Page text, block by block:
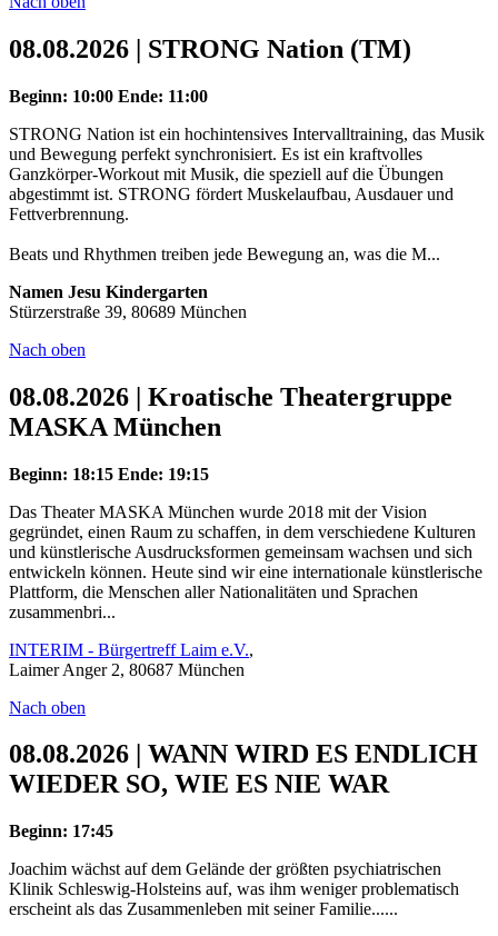
08.08.2026 | STRONG Nation (TM)
Beginn: 10:00 Ende: 11:00
STRONG Nation ist ein hochintensives Intervalltraining, das Musik
und Bewegung perfekt synchronisiert. Es ist ein kraftvolles
Ganzkörper-Workout mit Musik, die speziell auf die Übungen
abgestimmt ist. STRONG fördert Muskelaufbau, Ausdauer und
Fettverbrennung.
Beats und Rhythmen treiben jede Bewegung an, was die M...
Namen Jesu Kindergarten
Stürzerstraße 39, 80689 München
Nach oben
08.08.2026 | Kroatische Theatergruppe
MASKA München
Beginn: 18:15 Ende: 19:15
Das Theater MASKA München wurde 2018 mit der Vision
gegründet, einen Raum zu schaffen, in dem verschiedene Kulturen
und künstlerische Ausdrucksformen gemeinsam wachsen und sich
entwickeln können. Heute sind wir eine internationale künstlerische
Plattform, die Menschen aller Nationalitäten und Sprachen
zusammenbri...
INTERIM - Bürgertreff Laim e.V.,
Laimer Anger 2, 80687 München
Nach oben
08.08.2026 | WANN WIRD ES ENDLICH
WIEDER SO, WIE ES NIE WAR
Beginn: 17:45
Joachim wächst auf dem Gelände der größten psychiatrischen
Klinik Schleswig-Holsteins auf, was ihm weniger problematisch
erscheint als das Zusammenleben mit seiner Familie......